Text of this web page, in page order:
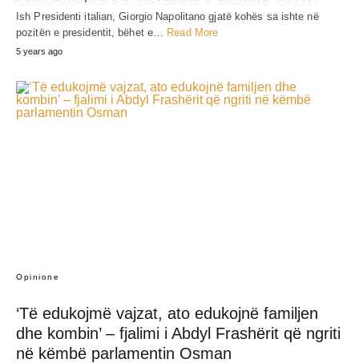
Ish Presidenti italian, Giorgio Napolitano gjatë kohës sa ishte në
pozitën e presidentit, bëhet e… Read More
5 years ago
Opinione
‘Të edukojmë vajzat, ato edukojnë familjen
dhe kombin’ – fjalimi i Abdyl Frashërit që ngriti
në këmbë parlamentin Osman